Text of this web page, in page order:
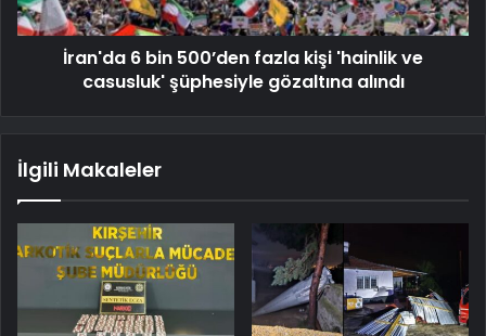
İran'da 6 bin 500’den fazla kişi 'hainlik ve
casusluk' şüphesiyle gözaltına alındı
İlgili Makaleler